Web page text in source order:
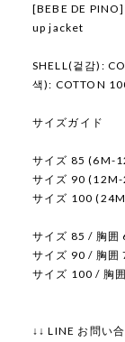
[BEBE DE
up jacket
SHELL(겉감):
색): COTTON
サイズガイド
サイズ 85 (6M-
サイズ 90
サイズ 100
サイズ 85 / 胸
サイズ 90 / 胸
サイズ 100 / 胸
↓↓ LINE お問い